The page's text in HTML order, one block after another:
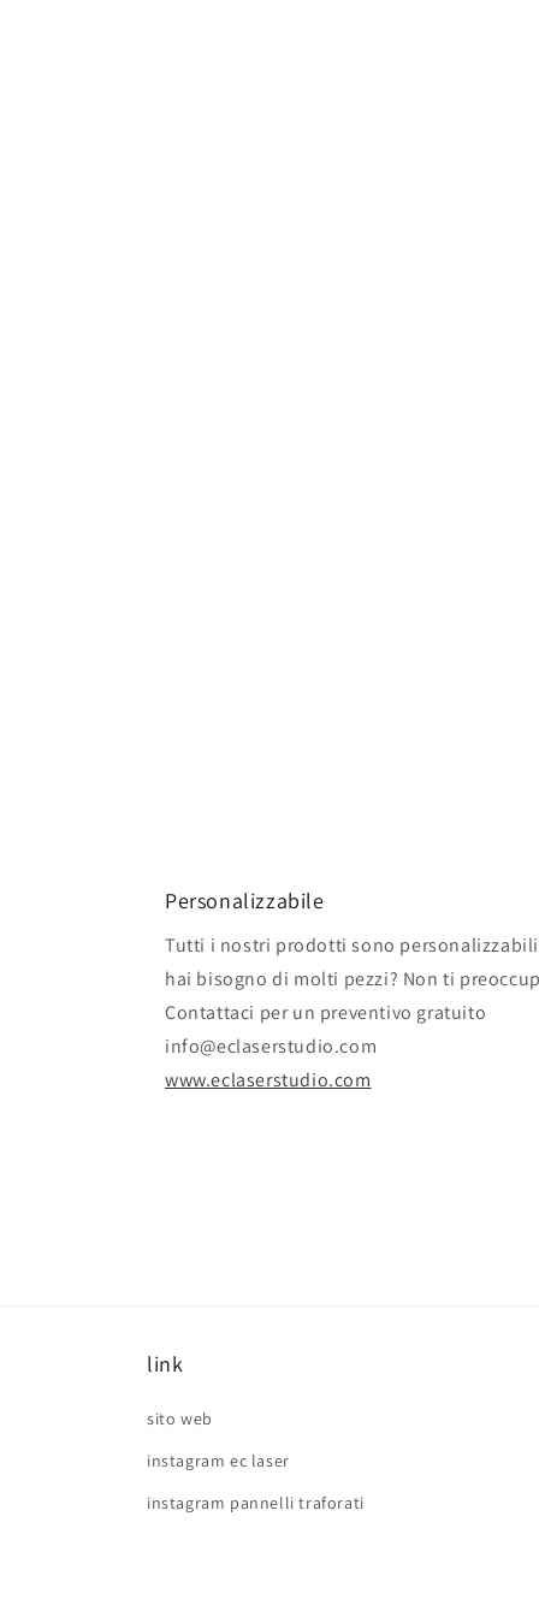
Personalizzabile
Tutti i nostri prodotti sono
hai bisogno di molti pezzi? Non ti
Contattaci per un preventivo gratuito
info@eclaserstudio.com
www.eclaserstudio.com
link
sito web
instagram ec laser
instagram pannelli traforati